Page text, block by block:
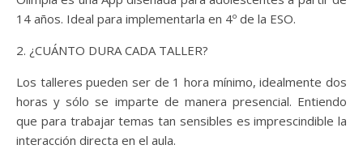
14 años. Ideal para implementarla en 4º de la ESO.
2. ¿CUÁNTO DURA CADA TALLER?
Los talleres pueden ser de 1 hora mínimo, idealmente dos
horas y sólo se imparte de manera presencial. Entiendo
que para trabajar temas tan sensibles es imprescindible la
interacción directa en el aula.